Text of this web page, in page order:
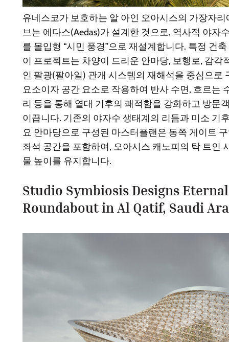
유네스코가 보호하는 알 아인 오아시스의 가장자
브는 에다스(Aedas)가 설계한 것으로, 역사적 야자
를 몰입형 “시민 풍경”으로 재설계합니다. 특정 건
이 프로젝트는 차양이 드리운 안마당, 보행로, 감각
인 팔광(팔아일) 관개 시스템의 재해석을 중심으로
요소이자 공간 요소로 작용하여 반사 수면, 흐르는
리 등을 통해 열대 기후의 쾌적함을 강화하고 방문
이끕니다. 기존의 야자수 생태계의 리듬과 미소 기
요 안마당으로 구성된 마스터플랜은 동쪽 게이트
좌석 공간을 포함하여, 오아시스 캐노피의 탁 트인
물 높이를 유지합니다.
Studio Symbiosis Designs
Roundabout in Al Qatif, Saudi